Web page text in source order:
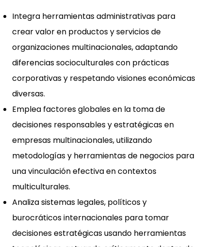
Integra herramientas administrativas para
crear valor en productos y servicios de
organizaciones multinacionales, adaptando
diferencias socioculturales con prácticas
corporativas y respetando visiones económicas
diversas.
Emplea factores globales en la toma de
decisiones responsables y estratégicas en
empresas multinacionales, utilizando
metodologías y herramientas de negocios para
una vinculación efectiva en contextos
multiculturales.
Analiza sistemas legales, políticos y
burocráticos internacionales para tomar
decisiones estratégicas usando herramientas